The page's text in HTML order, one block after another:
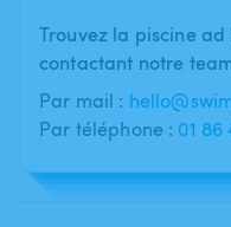
Trouvez la piscine
contactant notre
Par mail :
Par téléphone : 01 86